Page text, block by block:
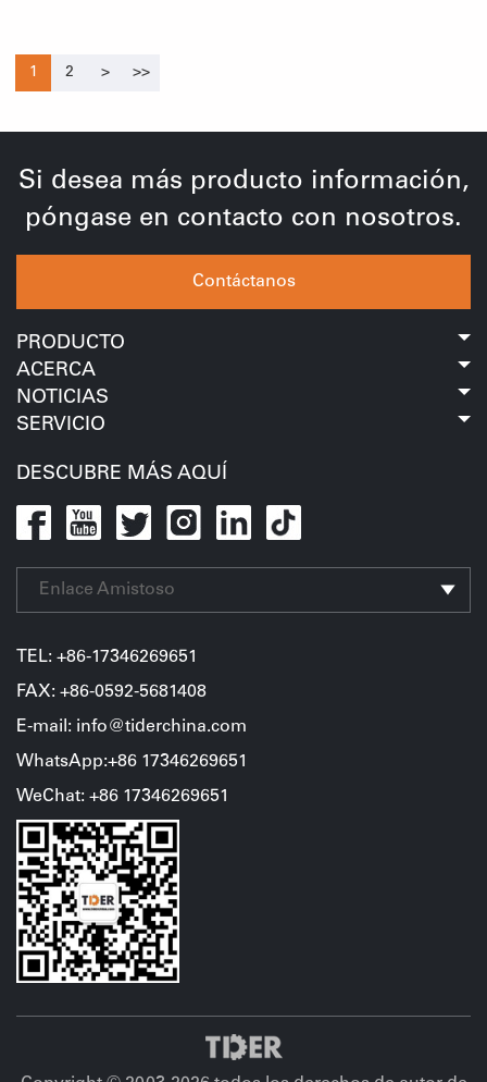
1 2 > >>
Si desea más producto información,
póngase en contacto con nosotros.
Contáctanos
PRODUCTO
ACERCA
NOTICIAS
SERVICIO
DESCUBRE MÁS AQUÍ
Enlace Amistoso
TEL: +86-17346269651
FAX: +86-0592-5681408
E-mail: info@tiderchina.com
WhatsApp:+86 17346269651
WeChat: +86 17346269651